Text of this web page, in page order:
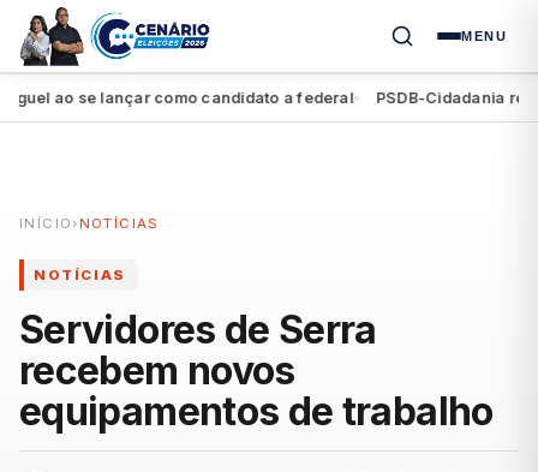
MENU
ao se lançar como candidato a federal● PSDB-Cidadania
INÍCIO › NOTÍCIAS
NOTÍCIAS
Servidores de Serra
recebem novos
equipamentos de trabalho